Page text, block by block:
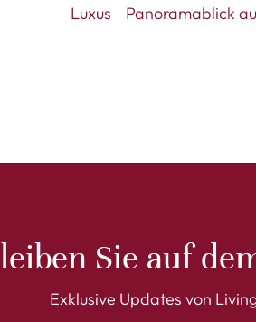
Luxus Panoramablick
Sie auf
Exklusive Updates von